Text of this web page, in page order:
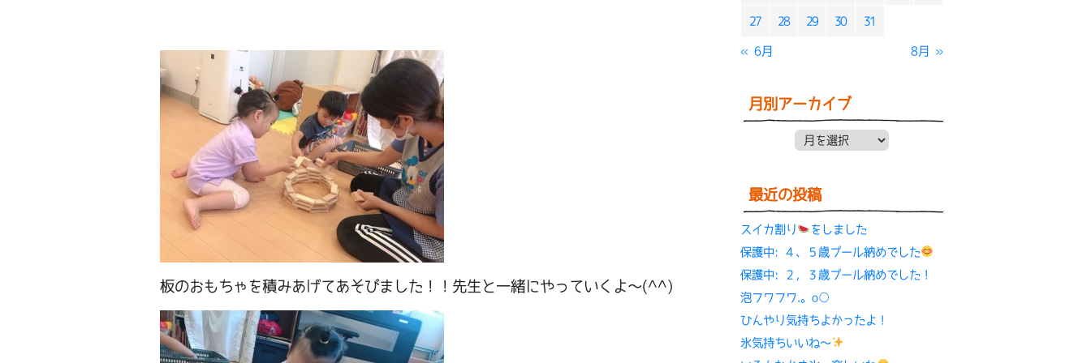
27 28 29 30 31
« 6月 8月 »
月別アーカイブ
月別アーカイブ
最近の投稿
スイカ割り
をしました
保護中: ４、５歳プール納めでした
保護中: ２，３歳プール納めでした！
泡フワフワ.。o○
ひんやり気持ちよかったよ！
氷気持ちいいね〜
板のおもちゃを積みあげてあそびました！！先生と一緒にやっていくよ～(^^)